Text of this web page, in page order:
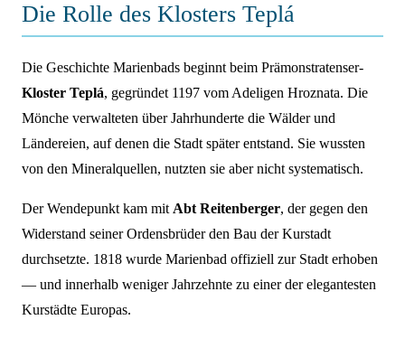
Die Rolle des Klosters Teplá
Die Geschichte Marienbads beginnt beim Prämonstratenser-
Kloster Teplá, gegründet 1197 vom Adeligen Hroznata. Die
Mönche verwalteten über Jahrhunderte die Wälder und
Ländereien, auf denen die Stadt später entstand. Sie wussten
von den Mineralquellen, nutzten sie aber nicht systematisch.
Der Wendepunkt kam mit Abt Reitenberger, der gegen den
Widerstand seiner Ordensbrüder den Bau der Kurstadt
durchsetzte. 1818 wurde Marienbad offiziell zur Stadt erhoben
— und innerhalb weniger Jahrzehnte zu einer der elegantesten
Kurstädte Europas.